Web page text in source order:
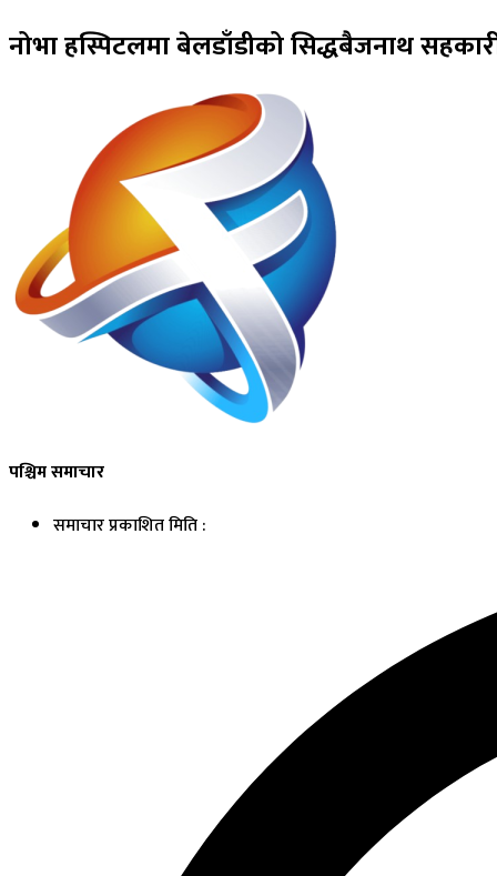
नोभा हस्पिटलमा बेलडाँडीको सिद्धबैजनाथ
पश्चिम समाचार
समाचार प्रकाशित मिति :